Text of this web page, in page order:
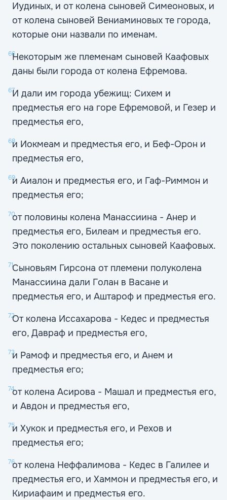
Иудиных, и от колена сыновей Симеоновых, и
от колена сыновей Вениаминовых те города,
которые они назвали по именам.
66Некоторым же племенам сыновей Каафовых
даны были города от колена Ефремова.
67И дали им города убежищ: Сихем и
предместья его на горе Ефремовой, и Гезер и
предместья его,
68и Иокмеам и предместья его, и Беф-Орон и
предместья его,
69и Аиалон и предместья его, и Гаф-Риммон и
предместья его;
70от половины колена Манассиина - Анер и
предместья его, Билеам и предместья его.
Это поколению остальных сыновей Каафовых.
71Сыновьям Гирсона от племени полуколена
Манассиина дали Голан в Васане и
предместья его, и Аштароф и предместья его.
72От колена Иссахарова - Кедес и предместья
его, Давраф и предместья его,
73и Рамоф и предместья его, и Анем и
предместья его;
74от колена Асирова - Машал и предместья его,
и Авдон и предместья его,
75и Хукок и предместья его, и Рехов и
предместья его;
76от колена Неффалимова - Кедес в Галилее и
предместья его, и Хаммон и предместья его, и
Кириафаим и предместья его.